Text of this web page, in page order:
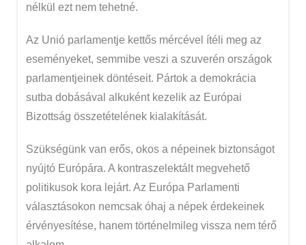
nélkül ezt nem tehetné.
Az Unió parlamentje kettős mércével ítéli meg az
eseményeket, semmibe veszi a szuverén országok
parlamentjeinek döntéseit. Pártok a demokrácia
sutba dobásával alkuként kezelik az Európai
Bizottság összetételének kialakítását.
Szükségünk van erős, okos a népeinek biztonságot
nyújtó Európára. A kontraszelektált megvehető
politikusok kora lejárt. Az Európa Parlamenti
választásokon nemcsak óhaj a népek érdekeinek
érvényesítése, hanem történelmileg vissza nem térő